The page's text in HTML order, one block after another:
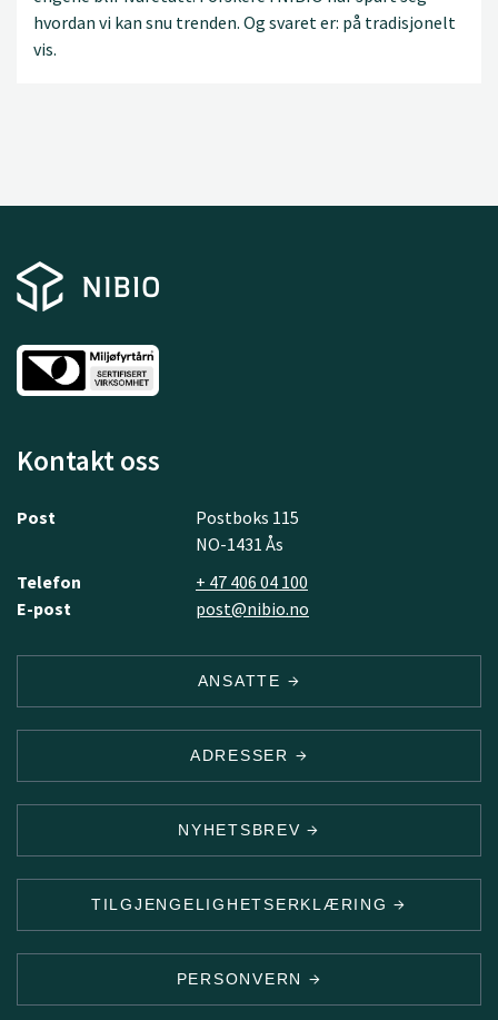
hvordan vi kan snu trenden. Og svaret er: på tradisjonelt
vis.
Kontakt oss
Post
Postboks 115
NO-1431 Ås
Telefon
+ 47 406 04 100
E-post
post@nibio.no
ANSATTE
ADRESSER
NYHETSBREV
TILGJENGELIGHETSERKLÆRING
PERSONVERN